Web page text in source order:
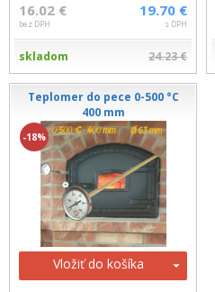
16.02 €
bez DPH
19.70 €
s DPH
skladom 24.23 €
Teplomer do pece 0-500 °C
400 mm
-18%
Vložiť do košíka